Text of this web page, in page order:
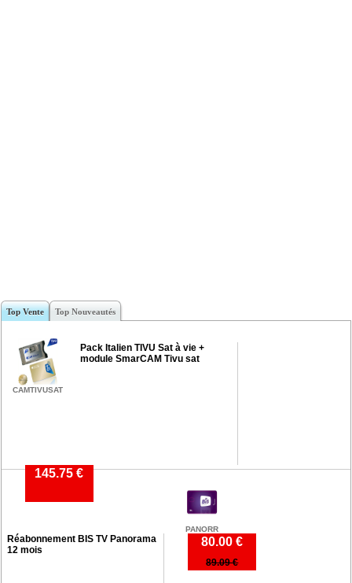
Top Vente Top Nouveautés
CAMTIVUSAT
Pack Italien TIVU Sat à vie +
module SmarCAM Tivu sat
145.75 €
PANORR
Réabonnement BIS TV Panorama
12 mois
80.00 €
89.09 €